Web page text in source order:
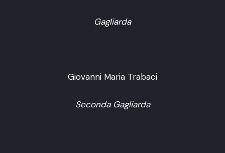
Gagliarda
Giovanni Maria Trabaci
Seconda Gagliarda